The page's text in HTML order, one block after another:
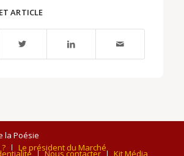
ARTICLE
la Poésie
Le président du Marché
Nous contacter Kit Média